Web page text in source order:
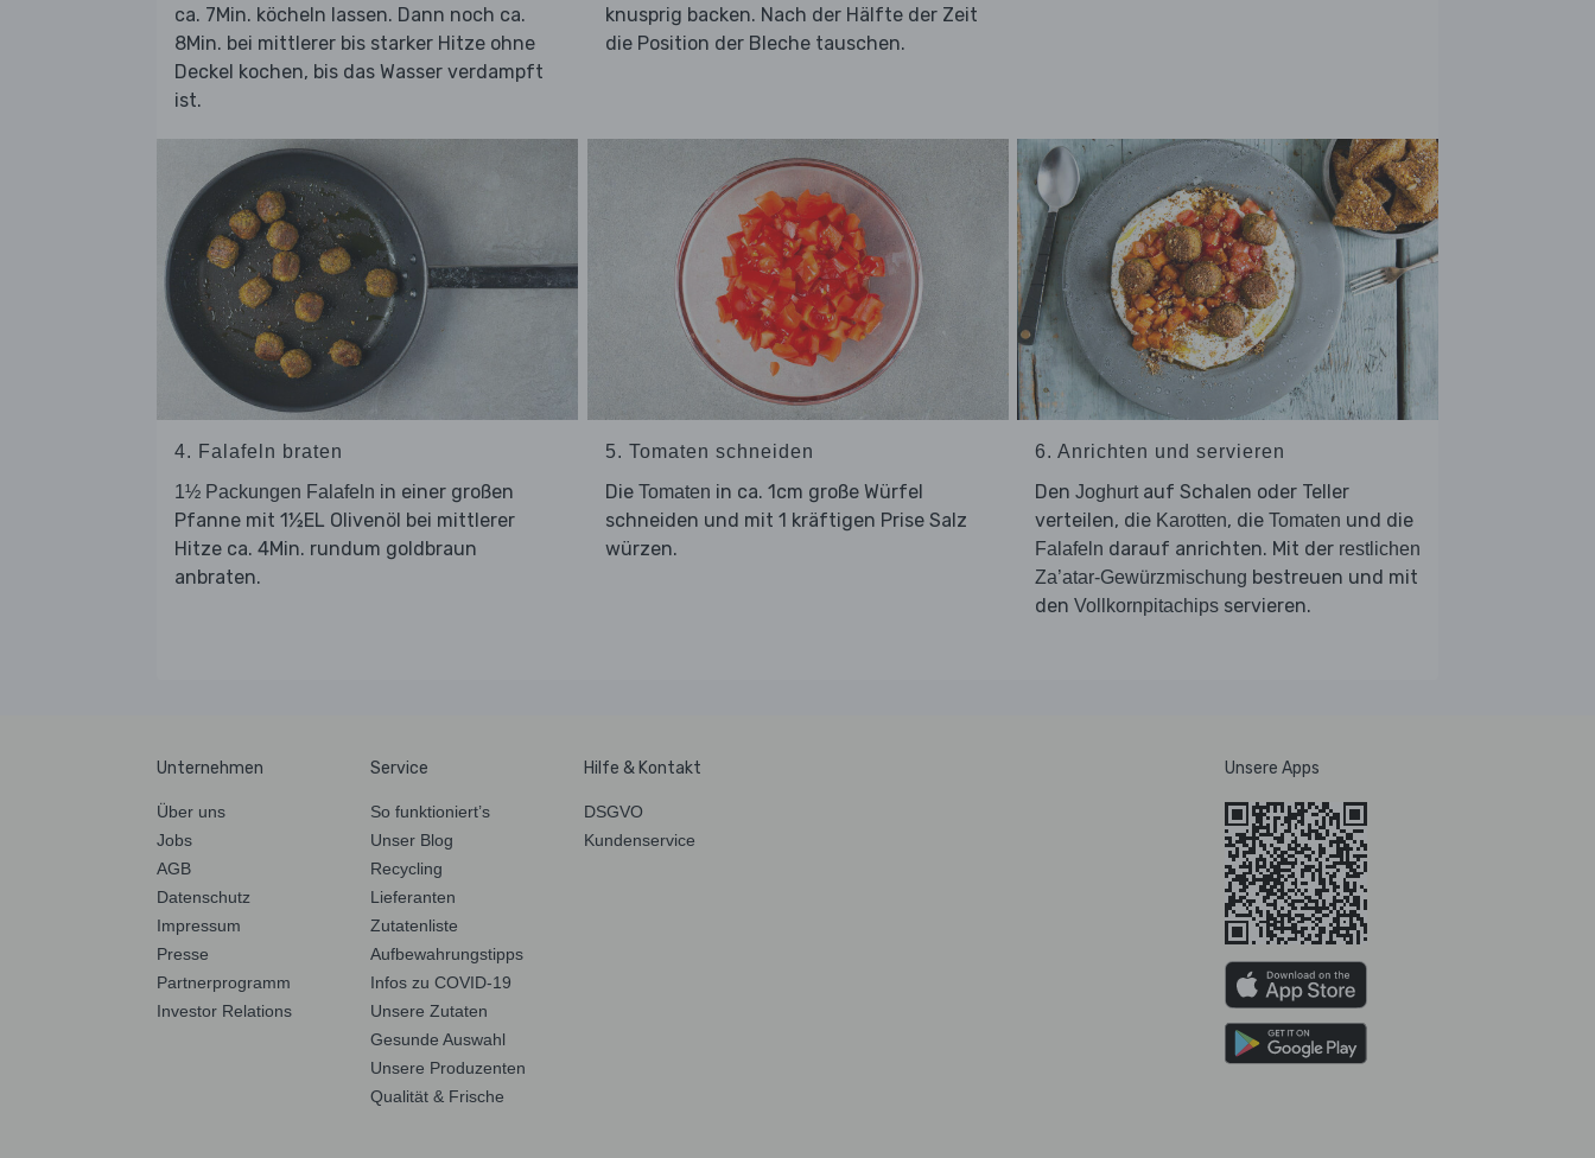
ca. 7Min. köcheln lassen. Dann noch ca.
8Min. bei mittlerer bis starker Hitze ohne
Deckel kochen, bis das Wasser verdampft
ist.
knusprig backen. Nach der Hälfte der Zeit
die Position der Bleche tauschen.
4. Falafeln braten
1½ Packungen Falafeln in einer großen
Pfanne mit 1½EL Olivenöl bei mittlerer
Hitze ca. 4Min. rundum goldbraun
anbraten.
5. Tomaten schneiden
Die Tomaten in ca. 1cm große Würfel
schneiden und mit 1 kräftigen Prise Salz
würzen.
6. Anrichten und servieren
Den Joghurt auf Schalen oder Teller
verteilen, die Karotten, die Tomaten und die
Falafeln darauf anrichten. Mit der restlichen
Za’atar-Gewürzmischung bestreuen und mit
den Vollkornpitachips servieren.
Unternehmen
Über uns
Jobs
AGB
Datenschutz
Impressum
Presse
Partnerprogramm
Investor Relations
Service
So funktioniert’s
Unser Blog
Recycling
Lieferanten
Zutatenliste
Aufbewahrungstipps
Infos zu COVID-19
Unsere Zutaten
Gesunde Auswahl
Unsere Produzenten
Qualität & Frische
Hilfe & Kontakt
DSGVO
Kundenservice
Unsere Apps